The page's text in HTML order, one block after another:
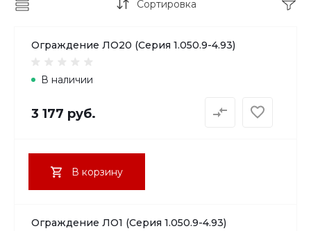
Сортировка
Ограждение ЛО20 (Серия 1.050.9-4.93)
В наличии
3 177 руб.
В корзину
Ограждение ЛО1 (Серия 1.050.9-4.93)